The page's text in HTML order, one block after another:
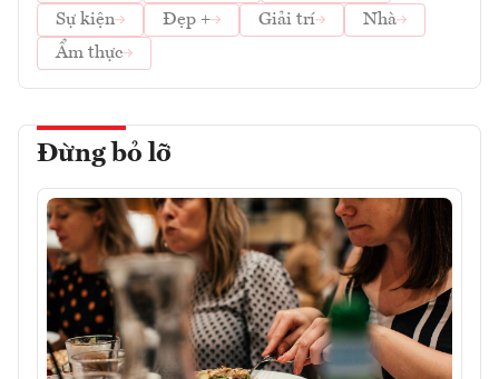
Sự kiện
Đẹp + Giải trí
Nhà
Ẩm thực
Đừng bỏ lỡ